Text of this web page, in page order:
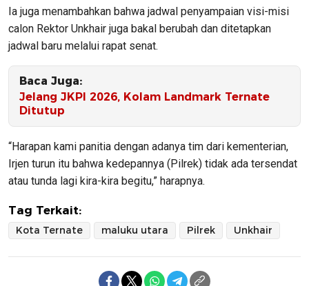
Ia juga menambahkan bahwa jadwal penyampaian visi-misi
calon Rektor Unkhair juga bakal berubah dan ditetapkan
jadwal baru melalui rapat senat.
Baca Juga:
Jelang JKPI 2026, Kolam Landmark Ternate
Ditutup
“Harapan kami panitia dengan adanya tim dari kementerian,
Irjen turun itu bahwa kedepannya (Pilrek) tidak ada tersendat
atau tunda lagi kira-kira begitu,” harapnya.
Tag Terkait:
Kota Ternate maluku utara Pilrek Unkhair